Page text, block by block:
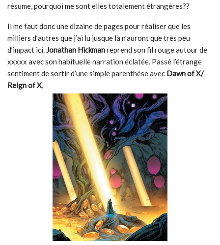
résume, pourquoi me sont elles totalement étrangères??
Il me faut donc une dizaine de pages pour réaliser que les
milliers d’autres que j’ai lu jusque là n’auront que très peu
d’impact ici.Jonathan Hickmanreprend son fil rouge autour de
xxxxx avec son habituelle narration éclatée. Passé l’étrange
sentiment de sortir d’une simple parenthèse avec Dawn of X/
Reign of X,